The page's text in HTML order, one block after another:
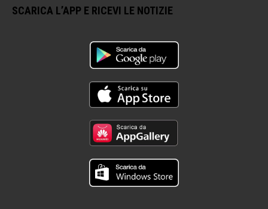
SCARICA L’APP E RICEVI LE NOTIZIE